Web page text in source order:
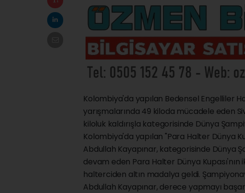
Kolombiya'da yapılan Bedensel Engelliler
yarışmalarında 49 kiloda mücadele eden
kiloluk kaldırışla kategorisinde Dünya
Kolombiya'da yapılan "Para Halter Dünya
Abdullah Kayapınar, kategorisinde Dünya
devam eden Para Halter Dünya
halterciden altın madalya geldi.
Abdullah Kayapınar, derece yapmayı